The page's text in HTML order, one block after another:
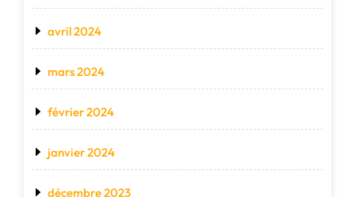
avril 2024
mars 2024
février 2024
janvier 2024
décembre 2023